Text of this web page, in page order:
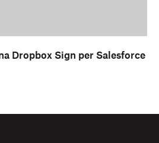
Dropbox Sign per Salesforce